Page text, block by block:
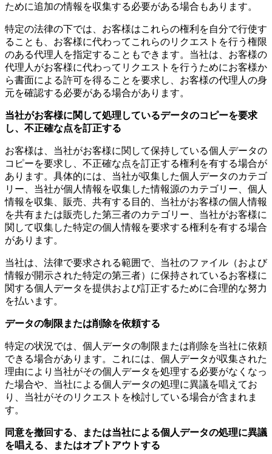
ために追加の情報を収集する必要がある場合もあります。
特定の法律の下では、お客様はこれらの権利を自分で行使す
ることも、お客様に代わってこれらのリクエストを行う権限
のある代理人を指定することもできます。当社は、お客様の
代理人がお客様に代わってリクエストを行うためにお客様か
ら書面による許可を得ることを要求し、お客様の代理人の身
元を確認する必要がある場合があります。
当社がお客様に関して処理しているデータのコピーを要求
し、不正確な点を訂正する
お客様は、当社がお客様に関して保持している個人データの
コピーを要求し、不正確な点を訂正する権利を有する場合が
あります。具体的には、当社が収集した個人データのカテゴ
リー、当社が個人情報を収集した情報源のカテゴリー、個人
情報を収集、販売、共有する目的、当社がお客様の個人情報
を共有または販売した第三者のカテゴリー、当社がお客様に
関して収集した特定の個人情報を要求する権利を有する場合
があります。
当社は、法律で要求される範囲で、当社のファイル（および
情報が開示された特定の第三者）に保持されているお客様に
関する個人データを提供および訂正するために合理的な努力
を払います。
データの制限または削除を依頼する
特定の状況では、個人データの制限または削除を当社に依頼
できる場合があります。これには、個人データが収集された
理由により当社がその個人データを処理する必要がなくなっ
た場合や、当社による個人データの処理に異議を唱えてお
り、当社がそのリクエストを検討している場合が含まれま
す。
同意を撤回する、または当社による個人データの処理に異議
を唱える、またはオプトアウトする